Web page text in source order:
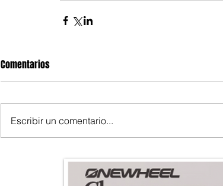
Comentarios
Escribir un comentario...